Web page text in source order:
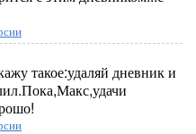
такое:удаляй дневник и